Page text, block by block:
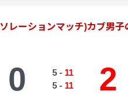
レーションマッチ)カブ男子
0 5- 11
5- 11 2